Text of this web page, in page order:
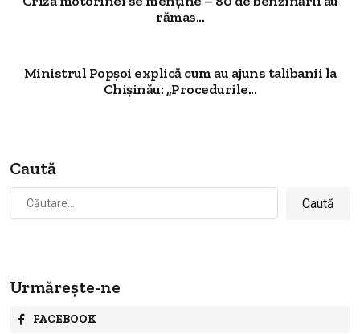
rămas...
Ministrul Popșoi explică cum au ajuns talibanii la
Chișinău: „Procedurile...
Caută
după:
Urmărește-ne
FACEBOOK